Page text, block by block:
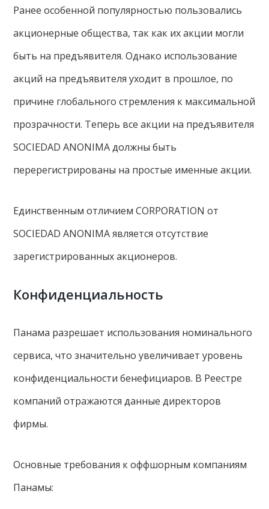
Ранее особенной популярностью пользовались
акционерные общества, так как их акции могли
быть на предъявителя. Однако использование
акций на предъявителя уходит в прошлое, по
причине глобального стремления к максимальной
прозрачности. Теперь все акции на предъявителя
SOCIEDAD ANONIMA должны быть
перерегистрированы на простые именные акции.
Единственным отличием СORPORATION от
SOCIEDAD ANONIMA является отсутствие
зарегистрированных акционеров.
Конфиденциальность
Панама разрешает использования номинального
сервиса, что значительно увеличивает уровень
конфиденциальности бенефициаров. В Реестре
компаний отражаются данные директоров
фирмы.
Основные требования к оффшорным компаниям
Панамы: